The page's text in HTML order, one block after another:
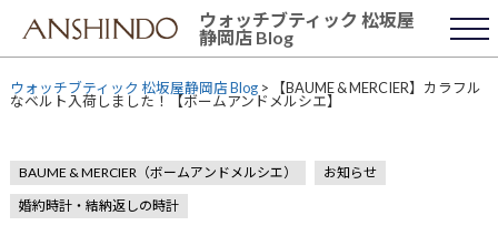
content
ウォッチブティック 松坂屋
静岡店 Blog
ウォッチブティック 松坂屋静岡店 Blog> 【BAUME & MERCIER】カラフル
なベルト入荷しました！【ボームアンドメルシエ】
BAUME & MERCIER（ボームアンドメルシエ）
お知らせ
婚約時計・結納返しの時計